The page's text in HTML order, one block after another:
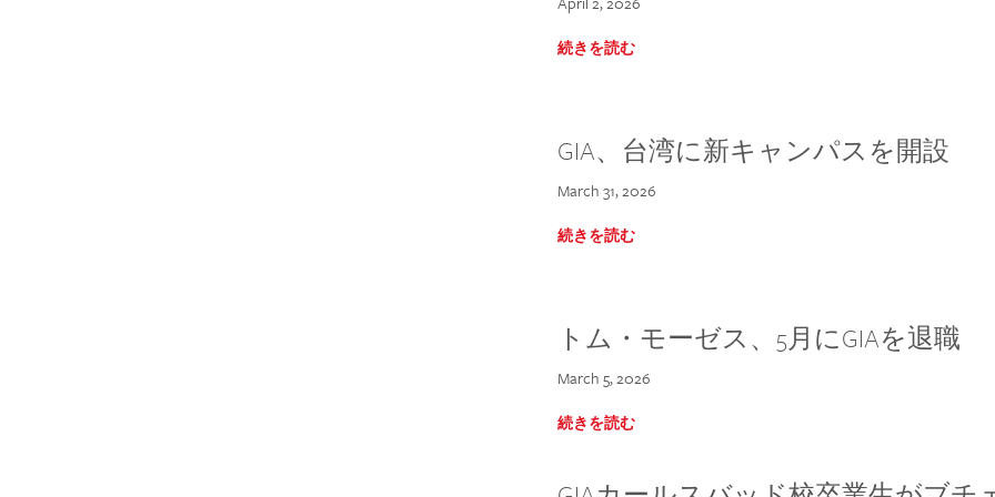
続きを読む
GIA、台湾に新キャンパスを開設
March 31, 2026
続きを読む
トム・モーゼス、5月にGIAを退職
March 5, 2026
続きを読む